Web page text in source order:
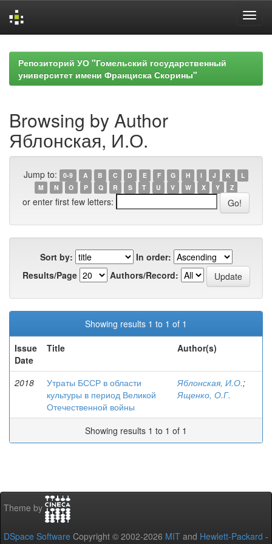
navigationРепозиторий УО "Гомельский государственный
университет имени Франциска Скорины"
Browsing by Author
Яблонская, И.О.
Jump to: 0-9 A B C D E F G H I J K
L
M
N O P Q R S T U V W X Y Z
or enter first few letters:
Sort by:
In order:
Results/Page
Authors/Record:
Showing results 1 to 1 of 1
Issue
Date
Title Author(s)
2018
Утраты БССР в области
культуры в период Великой
Отечественной войны
Яблонская, И.О.;
Ященко, О.Г.
Showing results 1 to 1 of 1
Theme by
DSpace Software Copyright © 2002-2026 MIT and Hewlett-Packard -